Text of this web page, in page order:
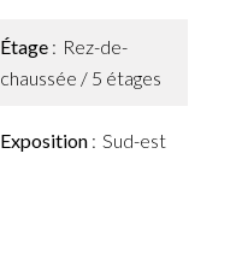
Étage
Rez-de-
chaussée / 5 étages
Exposition Sud-est